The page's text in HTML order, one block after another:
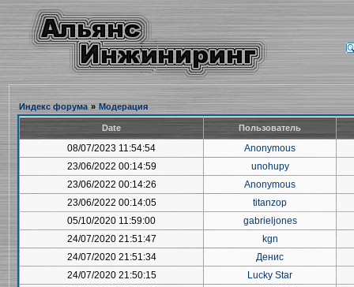
Индекс форума » Модерация
Date Пользователь
08/07/2023 11:54:54
Anonymous
23/06/2022 00:14:59
unohupy
23/06/2022 00:14:26
Anonymous
23/06/2022 00:14:05
titanzop
05/10/2020 11:59:00
gabrieljones
24/07/2020 21:51:47
kgn
24/07/2020 21:51:34
Денис
24/07/2020 21:50:15
Lucky Star